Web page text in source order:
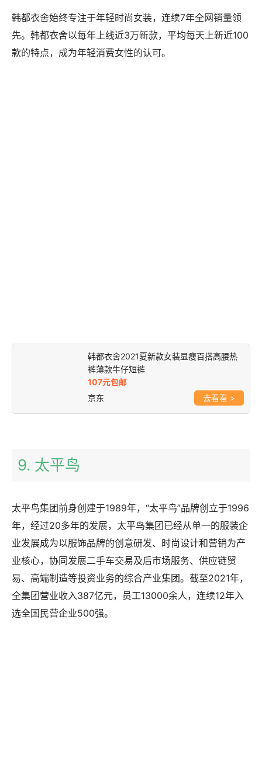
韩都衣舍始终专注于年轻时尚女装，连续7年全网销量领
先。韩都衣舍以每年上线近3万新款，平均每天上新近100
款的特点，成为年轻消费女性的认可。
韩都衣舍2021夏新款女装显瘦百搭高腰热
裤薄款牛仔短裤
107元包邮
京东
>
9. 太平鸟
太平鸟集团前身创建于1989年，“太平鸟”品牌创立于1996
年，经过20多年的发展，太平鸟集团已经从单一的服装企
业发展成为以服饰品牌的创意研发、时尚设计和营销为产
业核心，协同发展二手车交易及后市场服务、供应链贸
易、高端制造等投资业务的综合产业集团。截至2021年，
全集团营业收入387亿元，员工13000余人，连续12年入
选全国民营企业500强。